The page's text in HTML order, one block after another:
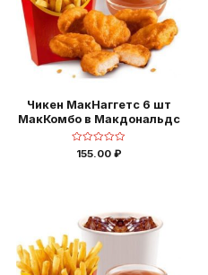
Чикен МакНаггетс 6 шт
МакКомбо в Макдональдс
Оценка
155.00 ₽